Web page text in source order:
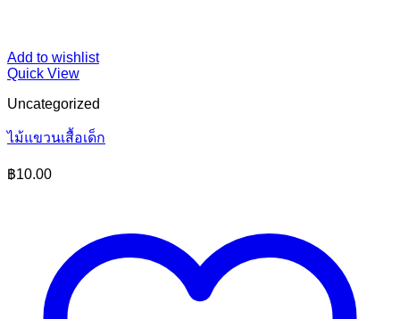
Add to wishlist
Quick View
Uncategorized
ไม้แขวนเสื้อเด็ก
฿10.00